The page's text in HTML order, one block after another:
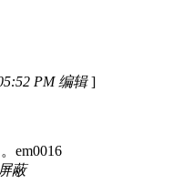
PM 编辑]
em0016
蔽